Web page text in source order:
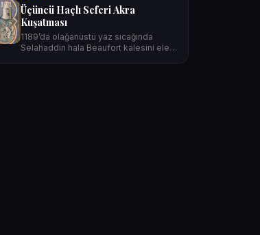
Üçüncü Haçlı Seferi Akra
Kuşatması
1189’da olağanüstü yaz sıcağında
Selahaddin hala Beaufort kalesini ele